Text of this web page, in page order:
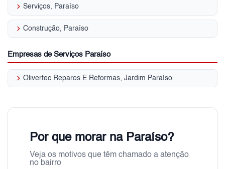
keyboard_arrow_right Serviços, Paraíso
keyboard_arrow_right Construção, Paraíso
Empresas de Serviços Paraíso
keyboard_arrow_right Olivertec Reparos E Reformas, Jardim Paraíso
Por que morar na Paraíso?
Veja os motivos que têm chamado a atenção
no bairro